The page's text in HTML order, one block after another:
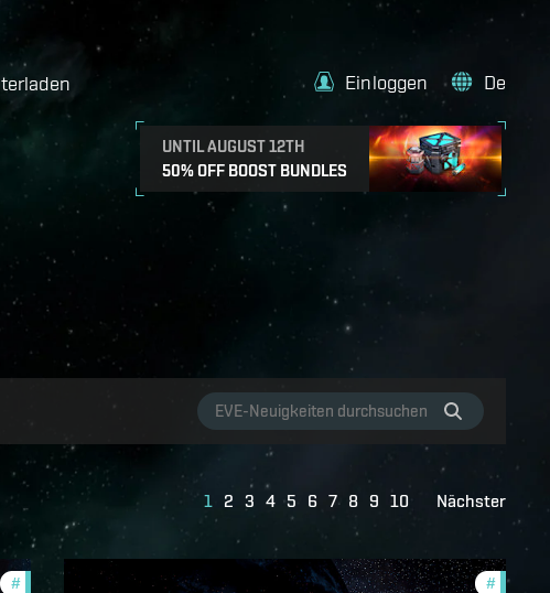
UNTIL AUGUST 12TH
50% OFF BOOST BUNDLES
Einloggen De
1 2 3 4 5 6 7 8 9 10 Nächster
#pvp
#